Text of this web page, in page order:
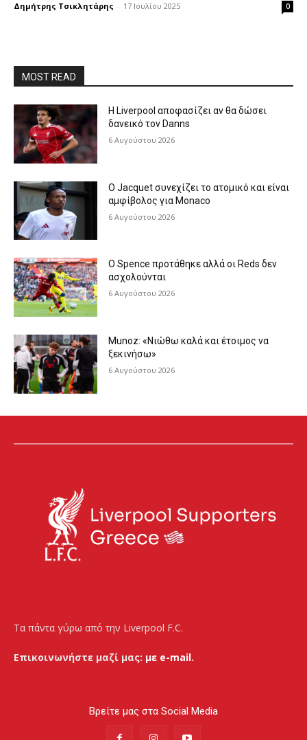
Δημήτρης Τσικλητάρης - 17 Ιουλίου 2025 0
MOST READ
Η Liverpool αποφασίζει αν θα δώσει
δανεικό τον Danns
6 Αυγούστου 2026
Ο Jacquet συνεχίζει το ατομικό και είναι
αμφίβολος για Monaco
6 Αυγούστου 2026
Ο Spence προτάθηκε αλλά οι Reds δεν
ασχολούνται
6 Αυγούστου 2026
Munoz: «Νιώθω καλά και έτοιμος να
ξεκινήσω»
6 Αυγούστου 2026
Τα πάντα γύρω από την Liverpool F.C.
Επικοινωνήστε μαζί μας: με e-mail.
Βρείτε μας στα Social Media